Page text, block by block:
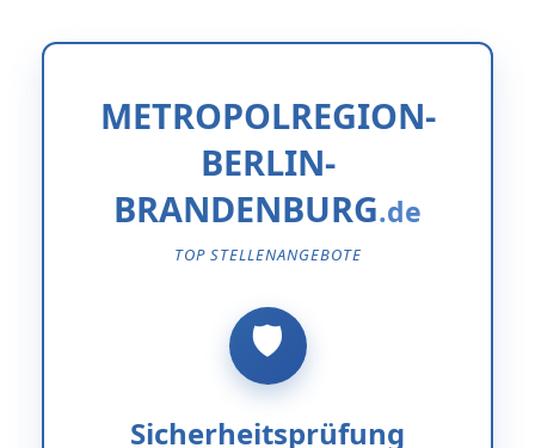
METROPOLREGION-
BERLIN-
BRANDENBURG
TOP STELLENANGEBOTE
Sicherheitsprüfung